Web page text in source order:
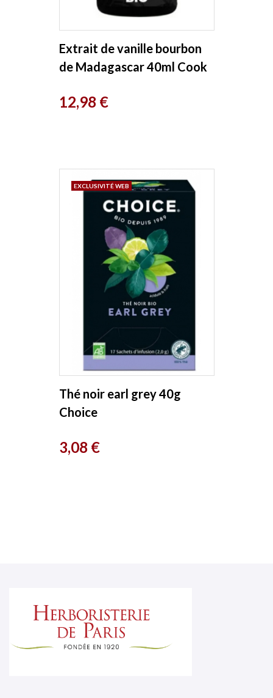
Extrait de vanille bourbon
de Madagascar 40ml Cook
Prix
12,98 €
Thé noir earl grey 40g
Choice
Prix
3,08 €
EXCLUSIVITÉ WEB